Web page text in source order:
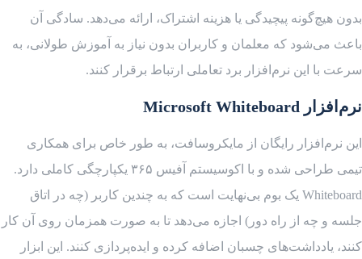
بدون هیچ‌گونه پیچیدگی یا هزینه اشتراک، ارائه می‌دهد. سادگی آن
باعث می‌شود که معلمان و کاربران بدون نیاز به آموزش طولانی، به
سرعت با این نرم‌افزار برد تعاملی ارتباط برقرار کنند.
نرم‌افزار Microsoft Whiteboard
این نرم‌افزار رایگان از مایکروسافت، به طور خاص برای همکاری
تیمی طراحی شده و با اکوسیستم آفیس ۳۶۵ یکپارچگی کاملی دارد.
Whiteboard یک بوم بی‌نهایت است که به چندین کاربر (چه در اتاق
جلسه و چه از راه دور) اجازه می‌دهد تا به صورت همزمان روی آن کار
کنند، یادداشت‌های چسبان اضافه کرده و ایده‌پردازی کنند. این ابزار